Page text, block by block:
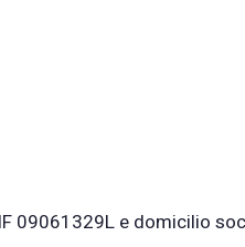
e domicilio